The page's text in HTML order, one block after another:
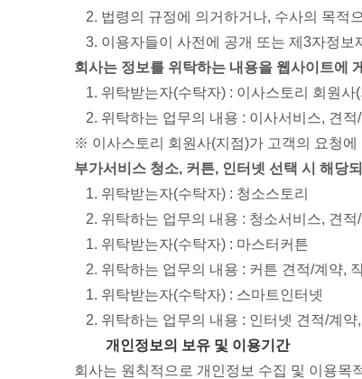
법령의 규정에 의거하거나, 수사의 목적
이용자들이 사전에 공개 또는 제3자정보
회사는 정보를 위탁하는 내용을 웹사이트에
위탁받는자(수탁자) : 이사스토리 회원사
위탁하는 업무의 내용 : 이사서비스, 견
※ 이사스토리 회원사(지점)가 고객의 요청
부가서비스 청소, 커튼, 인터넷 선택 시 해당
위탁받는자(수탁자) : 청소스토리
위탁하는 업무의 내용 : 청소서비스, 견
위탁받는자(수탁자) : 마스터커튼
위탁하는 업무의 내용 : 커튼 견적/계약,
위탁받는자(수탁자) : 스마트인터넷
위탁하는 업무의 내용 : 인터넷 견적/계
개인정보의 보유 및 이용기간
회사는 원칙적으로 개인정보 수집 및 이용목